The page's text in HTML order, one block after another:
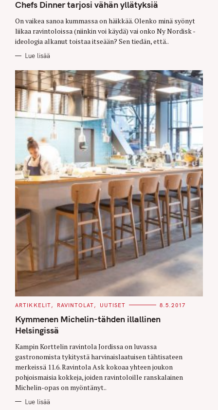
T
E
O
R
I
S
Chefs Dinner tarjosi vähän yllätyksiä
On vaikea sanoa kummassa on häikkää. Olenko minä syönyt
liikaa ravintoloissa (niinkin voi käydä) vai onko Ny Nordisk -
ideologia alkanut toistaa itseään? Sen tiedän, että..
Lue lisää
C
T
E
G
O
I
E
S
ARTIKKELIT RAVINTOLAT UUTISET 8.5.2017
Kymmenen Michelin-tähden illallinen
Helsingissä
Kampin Korttelin ravintola Jordissa on luvassa
gastronomista tykitystä harvinaislaatuisen tähtisateen
merkeissä 11.6. Ravintola Ask kokoaa yhteen joukon
pohjoismaisia kokkeja, joiden ravintoloille ranskalainen
Michelin-opas on myöntänyt..
Lue lisää